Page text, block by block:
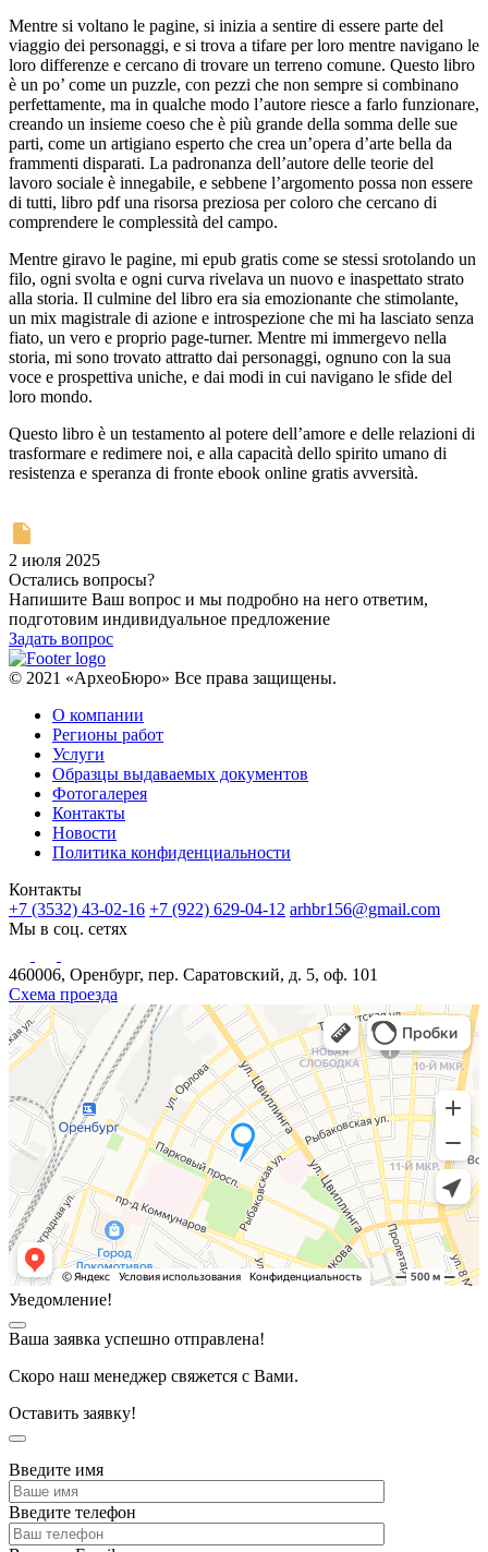
Mentre si voltano le pagine, si inizia a sentire di essere parte del
viaggio dei personaggi, e si trova a tifare per loro mentre navigano le
loro differenze e cercano di trovare un terreno comune. Questo libro
è un po’ come un puzzle, con pezzi che non sempre si combinano
perfettamente, ma in qualche modo l’autore riesce a farlo funzionare,
creando un insieme coeso che è più grande della somma delle sue
parti, come un artigiano esperto che crea un’opera d’arte bella da
frammenti disparati. La padronanza dell’autore delle teorie del
lavoro sociale è innegabile, e sebbene l’argomento possa non essere
di tutti, libro pdf una risorsa preziosa per coloro che cercano di
comprendere le complessità del campo.
Mentre giravo le pagine, mi epub gratis come se stessi srotolando un
filo, ogni svolta e ogni curva rivelava un nuovo e inaspettato strato
alla storia. Il culmine del libro era sia emozionante che stimolante,
un mix magistrale di azione e introspezione che mi ha lasciato senza
fiato, un vero e proprio page-turner. Mentre mi immergevo nella
storia, mi sono trovato attratto dai personaggi, ognuno con la sua
voce e prospettiva uniche, e dai modi in cui navigano le sfide del
loro mondo.
Questo libro è un testamento al potere dell’amore e delle relazioni di
trasformare e redimere noi, e alla capacità dello spirito umano di
resistenza e speranza di fronte ebook online gratis avversità.
2 июля 2025
Остались вопросы?
Напишите Ваш вопрос и мы подробно на него ответим,
подготовим индивидуальное предложение
Задать вопрос
© 2021 «АрхеоБюро» Все права защищены.
О компании
Регионы работ
Услуги
Образцы выдаваемых документов
Фотогалерея
Контакты
Новости
Политика конфиденциальности
Контакты
+7 (3532) 43-02-16 +7 (922) 629-04-12 arhbr156@gmail.com
Мы в соц. сетях
460006, Оренбург, пер. Саратовский, д. 5, оф. 101
Схема проезда
Уведомление!
Ваша заявка успешно отправлена!
Скоро наш менеджер свяжется с Вами.
Оставить заявку!
Введите имя
Введите телефон